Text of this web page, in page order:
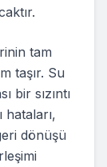
tam
taşır. Su
bir sızıntı
dönüşü